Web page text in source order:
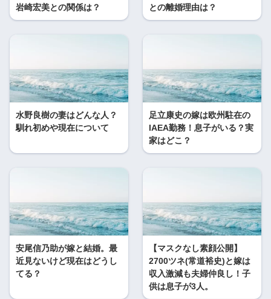
岩崎宏美との関係は？
との離婚理由は？
水野良樹の妻はどんな人？
馴れ初めや現在について
足立康史の嫁は欧州駐在の
IAEA勤務！息子がいる？実
家はどこ？
安尾信乃助が嫁と結婚。最
近見ないけど現在はどうし
てる？
【マスクなし素顔公開】
2700ツネ(常道裕史)と嫁は
収入激減も夫婦仲良し！子
供は息子が3人。